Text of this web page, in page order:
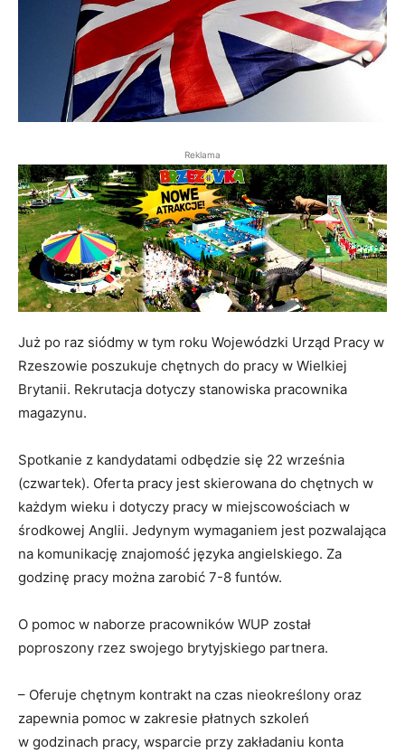
Reklama
Już po raz siódmy w tym roku Wojewódzki Urząd Pracy w
Rzeszowie poszukuje chętnych do pracy w Wielkiej
Brytanii. Rekrutacja dotyczy stanowiska pracownika
magazynu.
Spotkanie z kandydatami odbędzie się 22 września
(czwartek). Oferta pracy jest skierowana do chętnych w
każdym wieku i dotyczy pracy w miejscowościach w
środkowej Anglii. Jedynym wymaganiem jest pozwalająca
na komunikację znajomość języka angielskiego. Za
godzinę pracy można zarobić 7-8 funtów.
O pomoc w naborze pracowników WUP został
poproszony rzez swojego brytyjskiego partnera.
– Oferuje chętnym kontrakt na czas nieokreślony oraz
zapewnia pomoc w zakresie płatnych szkoleń
w godzinach pracy, wsparcie przy zakładaniu konta